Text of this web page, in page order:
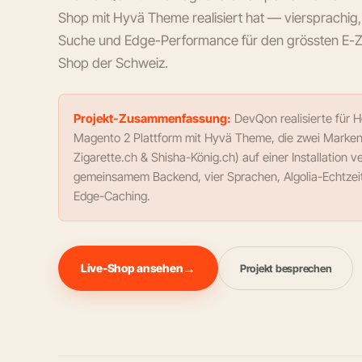
Shop mit Hyvä Theme realisiert hat —
Suche und Edge-Performance für den grössten E-
Shop der Schweiz.
Projekt-Zusammenfassung: DevQon realisierte für
Magento 2 Plattform mit Hyvä Theme, die zwei
Zigarette.ch & Shisha-König.ch) auf einer Installation
gemeinsamem Backend, vier Sprachen, Algolia-
Edge-Caching.
Live-Shop ansehen Projekt besprechen